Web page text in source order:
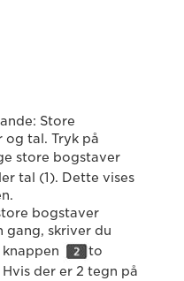
Store
og tal. Tryk på
store bogstaver
tal (1). Dette vises
bogstaver
gang, skriver du
to
der er 2 tegn på